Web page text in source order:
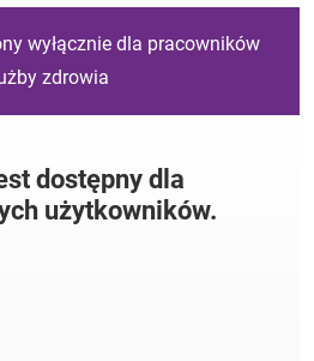
wyłącznie dla pracowników
zdrowia
dostępny dla
użytkowników.